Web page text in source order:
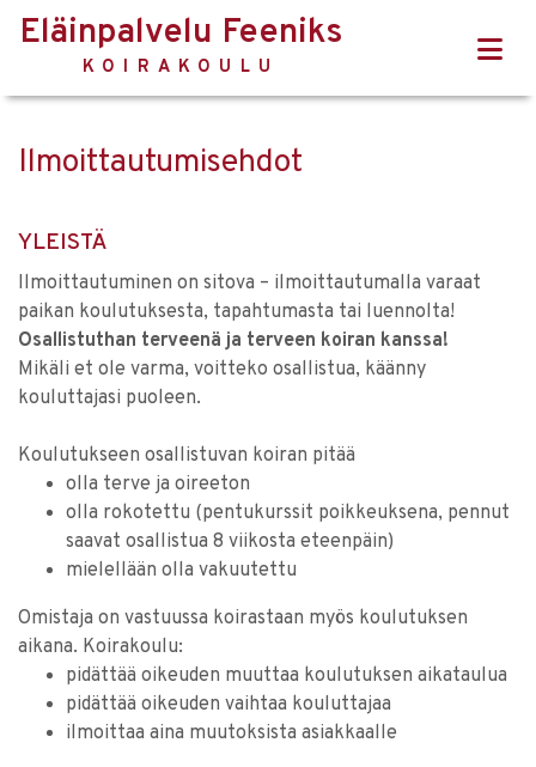
Eläinpalvelu Feeniks
KOIRAKOULU
Ilmoittautumisehdot
YLEISTÄ
Ilmoittautuminen on sitova – ilmoittautumalla varaat
paikan koulutuksesta, tapahtumasta tai luennolta!
Osallistuthan terveenä ja terveen koiran kanssa!
Mikäli et ole varma, voitteko osallistua, käänny
kouluttajasi puoleen.
Koulutukseen osallistuvan koiran pitää
olla terve ja oireeton
olla rokotettu (pentukurssit poikkeuksena, pennut
saavat osallistua 8 viikosta eteenpäin)
mielellään olla vakuutettu
Omistaja on vastuussa koirastaan myös koulutuksen
aikana. Koirakoulu:
pidättää oikeuden muuttaa koulutuksen aikataulua
pidättää oikeuden vaihtaa kouluttajaa
ilmoittaa aina muutoksista asiakkaalle